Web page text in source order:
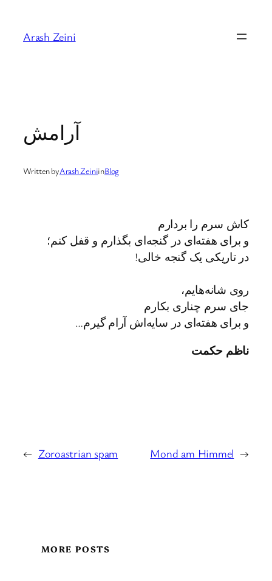
content
Arash Zeini
آرامش
Written byArash ZeiniinBlog
کاش سرم را بردارم
و برای هفته‌ای در گنجه‌ای بگذارم و قفل کنم؛
در تاريکی يک گنجه خالی!
روی شانه‌هایم،
جای سرم چناری بکارم
و برای هفته‌ای در سایه‌اش آرام گیرم…
ناظم حكمت
← Zoroastrian spam Mond am Himmel →
MORE POSTS